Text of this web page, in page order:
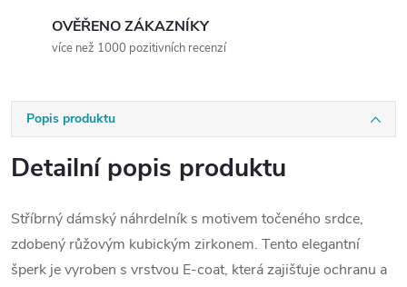
OVĚŘENO ZÁKAZNÍKY
více než 1000 pozitivních recenzí
Popis produktu
Detailní popis produktu
Stříbrný dámský náhrdelník s motivem točeného srdce,
zdobený růžovým kubickým zirkonem. Tento elegantní
šperk je vyroben s vrstvou E-coat, která zajišťuje ochranu a